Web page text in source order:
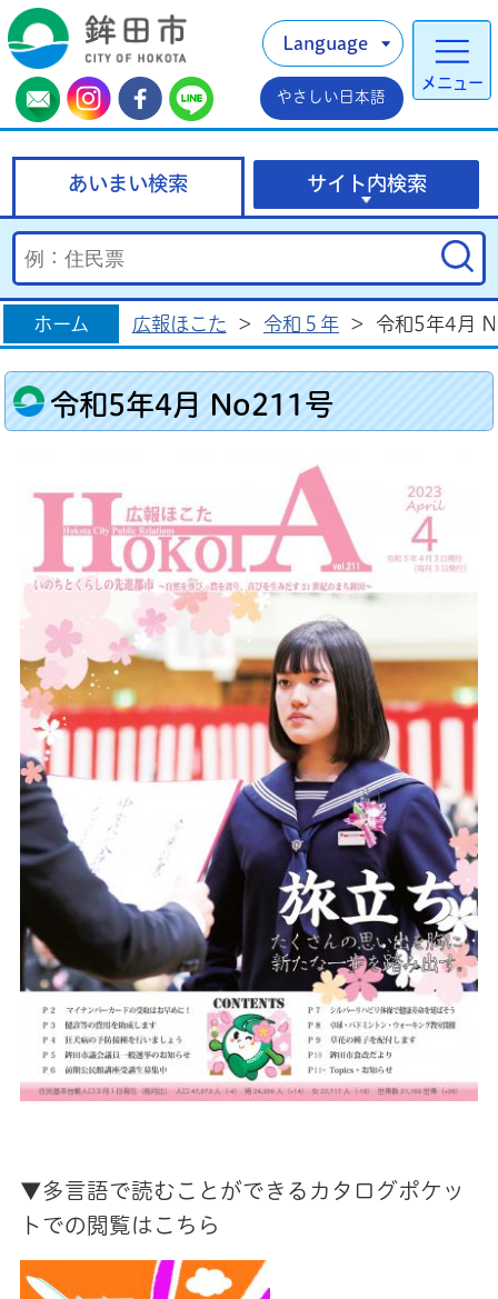
メニュー
Language
やさしい日本語
あいまい検索 サイト内検索
ホーム 広報ほこた > 令和５年 > 令和5年4月
令和5年4月 No211号
▼多言語で読むことができるカタログポケッ
トでの閲覧はこちら